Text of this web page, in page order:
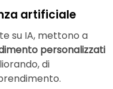
artificiale
su IA, mettono a
personalizzati
di